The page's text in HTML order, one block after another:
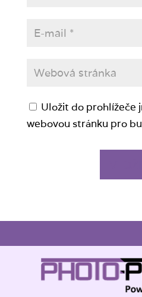
Uložit do prohlížeče
webovou stránku pro